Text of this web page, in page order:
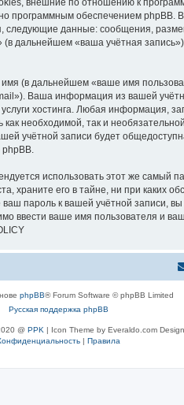
программным обеспечением
данные: сообщения,
дальнейшем «ваша учётная
(в дальнейшем «ваше имя
Ваша информация из вашей
хостинга. Любая информация,
необходимой, так и
учётной записи будет
использовать этот же самый
его в тайне, ни при каких
пароль к вашей учётной записи,
ввести ваше имя пользователя и
phpBB® Forum Software © phpBB Limited
Русская поддержка phpBB
@ PPK | Icon Theme by Everaldo.com
| Правила